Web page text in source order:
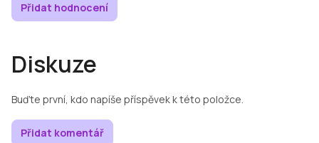
Přidat hodnocení
Diskuze
Buďte první, kdo napíše příspěvek k této položce.
Přidat komentář